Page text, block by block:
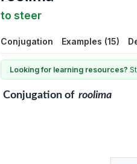
to steer
Conjugation Examples (15)
Looking for learning resources?
Conjugationof roolima